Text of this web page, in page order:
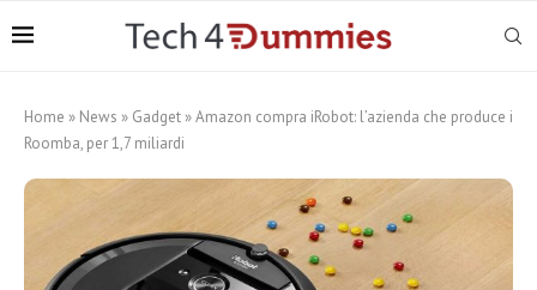
Home » News » Gadget »Amazon compra iRobot: l’azienda che produce i
Roomba, per 1,7 miliardi